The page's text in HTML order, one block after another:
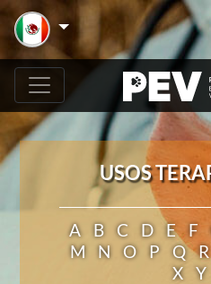
USOS
A B C D E F
M
N O P Q R
X
Y